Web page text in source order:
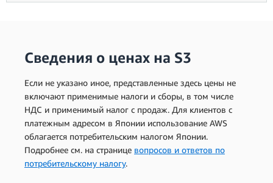
Сведения о ценах на S3
Если не указано иное, представленные здесь цены не
включают применимые налоги и сборы, в том числе
НДС и применимый налог с продаж. Для клиентов с
платежным адресом в Японии использование AWS
облагается потребительским налогом Японии.
Подробнее см. на странице вопросов и ответов по
потребительскому налогу.